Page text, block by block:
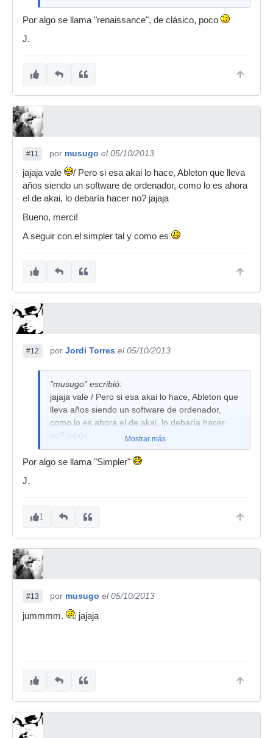
Por algo se llama "renaissance", de clásico, poco
J.
#11 por musugo el 05/10/2013
jajaja vale
/ Pero si esa akai lo hace, Ableton que lleva
años siendo un software de ordenador, como lo es ahora
el de akai, lo debaría hacer no? jajaja
Bueno, merci!
A seguir con el simpler tal y como es
#12 por Jordi Torres el 05/10/2013
"musugo" escribió:
jajaja vale / Pero si esa akai lo hace, Ableton que
lleva años siendo un software de ordenador,
como lo es ahora el de akai, lo debaría hacer
no? jajaja
Mostrar más
Por algo se llama "Simpler"
J.
1
#13 por musugo el 05/10/2013
jummmm. jajaja